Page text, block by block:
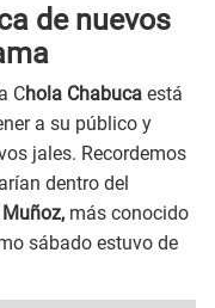
de nuevos
Chola Chabuca está
a su público y
jales. Recordemos
dentro del
más conocido
sábado estuvo de